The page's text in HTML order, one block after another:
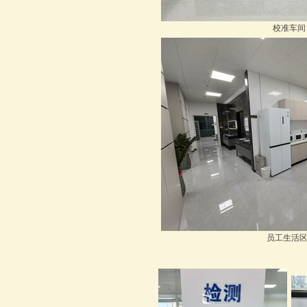
校准车间
员工生活